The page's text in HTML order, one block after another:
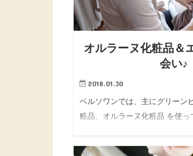
オルラーヌ化粧品
会い♪
2018.01.30
ベルソワンでは、主にグリーン
粧品、オルラーヌ化粧品 を使っ
かもしれませんが、 先日、オ